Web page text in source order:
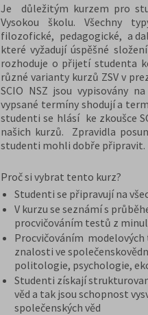
Je důležitým kurzem pro
Vysokou školu. Všechny
filozofické, pedagogické, a
které vyžadují úspěšné
rozhoduje o přijetí studenta
různé varianty kurzů ZSV v
SCIO NSZ jsou vypisovány
vypsané termíny shodují a
studenti se hlásí ke zkoušce
našich kurzů. Zpravidla
studenti mohli dobře připravit.
Proč si vybrat tento kurz?
Studenti se připravují na
V kurzu se seznámí s
procvičováním testů z
Procvičováním
znalosti ve
politologie, psychologie,
Studenti získají
věd a tak jsou schopnost
společenských věd